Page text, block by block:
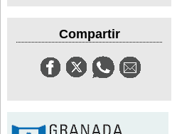
Compartir